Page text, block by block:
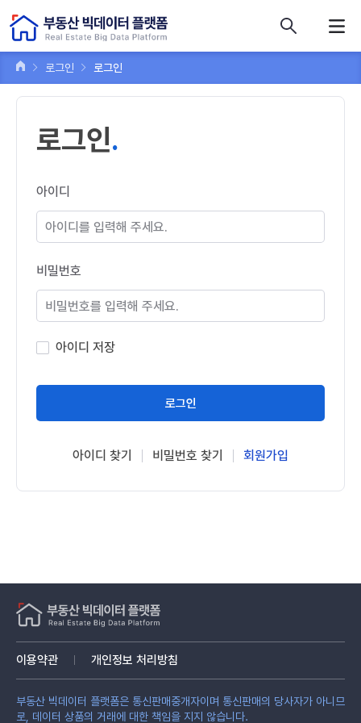
로그인 로그인
로그인
아이디
비밀번호
아이디 저장
로그인
아이디 찾기 비밀번호 찾기 회원가입
이용약관 개인정보 처리방침
부동산 빅데이터 플랫폼은 통신판매중개자이며 통신판매의 당사자가 아니므
로, 데이터 상품의 거래에 대한 책임을 지지 않습니다.